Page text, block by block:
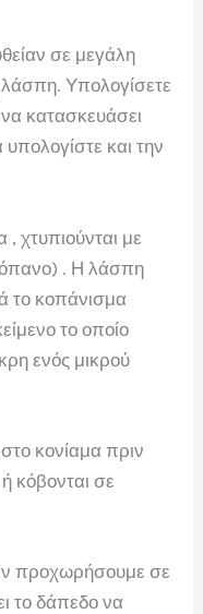
σε μεγάλη
λάσπη. Υπολογίσετε
να κατασκευάσει
και την
χτυπιούνται με
. Η λάσπη
το κοπάνισμα
το οποίο
ενός μικρού
κονίαμα πριν
κόβονται σε
προχωρήσουμε σε
το δάπεδο να